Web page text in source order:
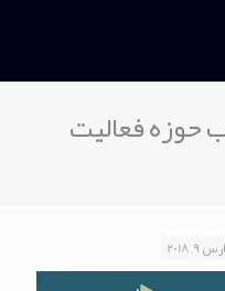
حوزه فعالیت
9, 2018